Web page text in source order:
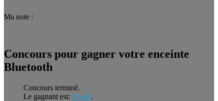
Ma note :
Concours pour gagner votre enceinte
Bluetooth
Concours terminé.
Le gagnant est: Poauli.